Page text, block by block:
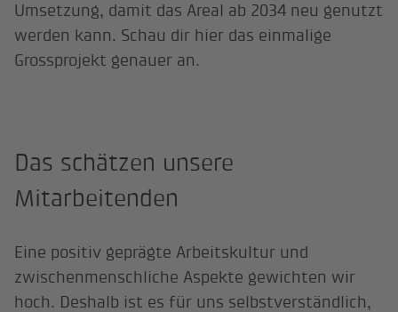
Umsetzung, damit das Areal ab 2034 neu genutzt
werden kann. Schau dir hier das einmalige
Grossprojekt genauer an.
Das schätzen unsere
Mitarbeitenden
Eine positiv geprägte Arbeitskultur und
zwischenmenschliche Aspekte gewichten wir
hoch. Deshalb ist es für uns selbstverständlich,